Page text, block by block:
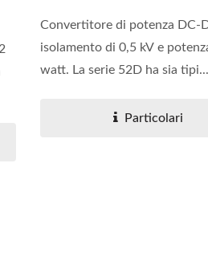
Convertitore di potenza DC-
isolamento di 0,5 kV e
watt. La serie 52D ha sia tipi...
Particolari